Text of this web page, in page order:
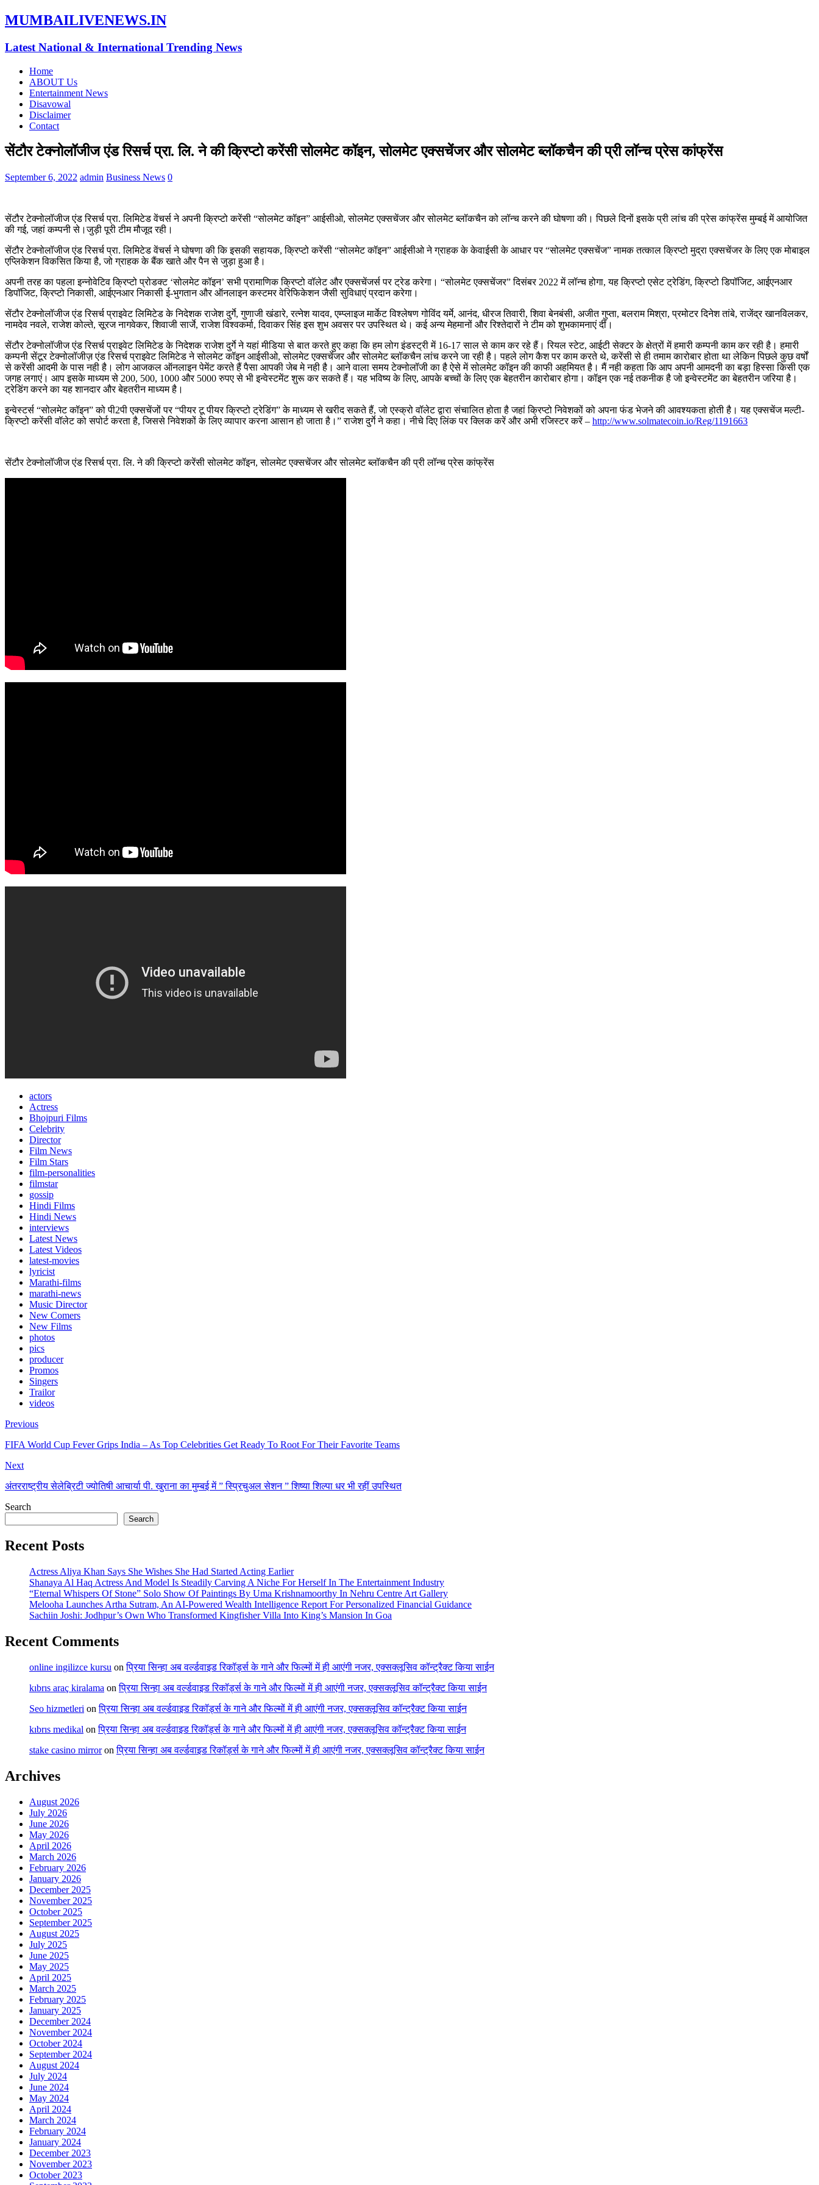
MUMBAILIVENEWS.IN
Latest National & International Trending News
Home
ABOUT Us
Entertainment News
Disavowal
Disclaimer
Contact
सेंटौर टेक्नोलॉजीज एंड रिसर्च प्रा. लि. ने की क्रिप्टो करेंसी सोलमेट कॉइन, सोलमेट एक्सचेंजर और सोलमेट ब्लॉकचैन की प्री लॉन्च प्रेस कांफ्रेंस
September 6, 2022 admin Business News 0
सेंटौर टेक्नोलॉजीज एंड रिसर्च प्रा. लिमिटेड वेंचर्स ने अपनी क्रिप्टो करेंसी “सोलमेट कॉइन” आईसीओ, सोलमेट एक्सचेंजर और सोलमेट ब्लॉकचैन को लॉन्च करने की घोषणा की। पिछले दिनों इसके प्री लांच की प्रेस कांफ्रेंस मुम्बई में आयोजित
की गई, जहां कम्पनी से।जुड़ी पूरी टीम मौजूद रही।
सेंटौर टेक्नोलॉजीज एंड रिसर्च प्रा. लिमिटेड वेंचर्स ने घोषणा की कि इसकी सहायक, क्रिप्टो करेंसी “सोलमेट कॉइन” आईसीओ ने ग्राहक के केवाईसी के आधार पर “सोलमेट एक्सचेंज” नामक तत्काल क्रिप्टो मुद्रा एक्सचेंजर के लिए एक मोबाइल
एप्लिकेशन विकसित किया है, जो ग्राहक के बैंक खाते और पैन से जुड़ा हुआ है।
अपनी तरह का पहला इन्नोवेटिव क्रिप्टो प्रोडक्ट ‘सोलमेट कॉइन’ सभी प्रामाणिक क्रिप्टो वॉलेट और एक्सचेंजर्स पर ट्रेड करेगा। “सोलमेट एक्सचेंजर” दिसंबर 2022 में लॉन्च होगा, यह क्रिप्टो एसेट ट्रेडिंग, क्रिप्टो डिपॉजिट, आईएनआर
डिपॉजिट, क्रिप्टो निकासी, आईएनआर निकासी ई-भुगतान और ऑनलाइन कस्टमर वेरिफिकेशन जैसी सुविधाएं प्रदान करेगा।
सेंटौर टेक्नोलॉजीज एंड रिसर्च प्राइवेट लिमिटेड के निदेशक राजेश दुर्गे, गुणाजी खंडारे, रत्नेश यादव, एम्प्लाइज मार्केट विश्लेषण गोविंद यर्मे, आनंद, धीरज तिवारी, शिवा बेनबंसी, अजीत गुप्ता, बलराम मिश्रा, प्रमोटर दिनेश तांबे, राजेंद्र खानविलकर,
नामदेव नवले, राजेश कोल्ते, सूरज नागवेकर, शिवाजी सार्जे, राजेश विश्वकर्मा, दिवाकर सिंह इस शुभ अवसर पर उपस्थित थे। कई अन्य मेहमानों और रिश्तेदारों ने टीम को शुभकामनाएं दीं।
सेंटौर टेक्नोलॉजीज एंड रिसर्च प्राइवेट लिमिटेड के निदेशक राजेश दुर्गे ने यहां मीडिया से बात करते हुए कहा कि हम लोग इंडस्ट्री में 16-17 साल से काम कर रहे हैं। रियल स्टेट, आईटी सेक्टर के क्षेत्रों में हमारी कम्पनी काम कर रही है। हमारी
कम्पनी सेंटूर टेक्नोलॉजीज़ एंड रिसर्च प्राइवेट लिमिटेड ने सोलमेट कॉइन आईसीओ, सोलमेट एक्सचेंजर और सोलमेट ब्लॉकचैन लांच करने जा रही है। पहले लोग कैश पर काम करते थे, करेंसी से ही तमाम कारोबार होता था लेकिन पिछले कुछ वर्षों
से करेंसी आदमी के पास नही है। लोग आजकल ऑनलाइन पेमेंट करते हैं पैसा आपकी जेब मे नही है। आने वाला समय टेक्नोलॉजी का है ऐसे में सोलमेट कॉइन की काफी अहमियत है। मैं नही कहता कि आप अपनी आमदनी का बड़ा हिस्सा किसी एक
जगह लगाएं। आप इसके माध्यम से 200, 500, 1000 और 5000 रुपए से भी इन्वेस्टमेंट शुरू कर सकते हैं। यह भविष्य के लिए, आपके बच्चों के लिए एक बेहतरीन कारोबार होगा। कॉइन एक नई तकनीक है जो इन्वेस्टमेंट का बेहतरीन जरिया है।
ट्रेडिंग करने का यह शानदार और बेहतरीन माध्यम है।
इन्वेस्टर्स “सोलमेट कॉइन” को पी2पी एक्सचेंजों पर “पीयर टू पीयर क्रिप्टो ट्रेडिंग” के माध्यम से खरीद सकते हैं, जो एस्क्रो वॉलेट द्वारा संचालित होता है जहां क्रिप्टो निवेशकों को अपना फंड भेजने की आवश्यकता होती है। यह एक्सचेंज मल्टी-
क्रिप्टो करेंसी वॉलेट को सपोर्ट करता है, जिससे निवेशकों के लिए व्यापार करना आसान हो जाता है।” राजेश दुर्गे ने कहा। नीचे दिए लिंक पर क्लिक करें और अभी रजिस्टर करें – http://www.solmatecoin.io/Reg/1191663
सेंटौर टेक्नोलॉजीज एंड रिसर्च प्रा. लि. ने की क्रिप्टो करेंसी सोलमेट कॉइन, सोलमेट एक्सचेंजर और सोलमेट ब्लॉकचैन की प्री लॉन्च प्रेस कांफ्रेंस
actors
Actress
Bhojpuri Films
Celebrity
Director
Film News
Film Stars
film-personalities
filmstar
gossip
Hindi Films
Hindi News
interviews
Latest News
Latest Videos
latest-movies
lyricist
Marathi-films
marathi-news
Music Director
New Comers
New Films
photos
pics
producer
Promos
Singers
Trailor
videos
Previous
FIFA World Cup Fever Grips India – As Top Celebrities Get Ready To Root For Their Favorite Teams
Next
अंतरराष्ट्रीय सेलेब्रिटी ज्योतिषी आचार्या पी. खुराना का मुम्बई में ” स्प्रिचुअल सेशन ” शिष्या शिल्पा धर भी रहीं उपस्थित
Search
Search
Recent Posts
Actress Aliya Khan Says She Wishes She Had Started Acting Earlier
Shanaya Al Haq Actress And Model Is Steadily Carving A Niche For Herself In The Entertainment Industry
“Eternal Whispers Of Stone” Solo Show Of Paintings By Uma Krishnamoorthy In Nehru Centre Art Gallery
Melooha Launches Artha Sutram, An AI-Powered Wealth Intelligence Report For Personalized Financial Guidance
Sachiin Joshi: Jodhpur’s Own Who Transformed Kingfisher Villa Into King’s Mansion In Goa
Recent Comments
online ingilizce kursu onप्रिया सिन्हा अब वर्ल्डवाइड रिकॉर्ड्स के गाने और फिल्मों में ही आएंगी नजर, एक्सक्लूसिव कॉन्ट्रैक्ट किया साईन
kıbrıs araç kiralama onप्रिया सिन्हा अब वर्ल्डवाइड रिकॉर्ड्स के गाने और फिल्मों में ही आएंगी नजर, एक्सक्लूसिव कॉन्ट्रैक्ट किया साईन
Seo hizmetleri onप्रिया सिन्हा अब वर्ल्डवाइड रिकॉर्ड्स के गाने और फिल्मों में ही आएंगी नजर, एक्सक्लूसिव कॉन्ट्रैक्ट किया साईन
kıbrıs medikal onप्रिया सिन्हा अब वर्ल्डवाइड रिकॉर्ड्स के गाने और फिल्मों में ही आएंगी नजर, एक्सक्लूसिव कॉन्ट्रैक्ट किया साईन
stake casino mirroronप्रिया सिन्हा अब वर्ल्डवाइड रिकॉर्ड्स के गाने और फिल्मों में ही आएंगी नजर, एक्सक्लूसिव कॉन्ट्रैक्ट किया साईन
Archives
August 2026
July 2026
June 2026
May 2026
April 2026
March 2026
February 2026
January 2026
December 2025
November 2025
October 2025
September 2025
August 2025
July 2025
June 2025
May 2025
April 2025
March 2025
February 2025
January 2025
December 2024
November 2024
October 2024
September 2024
August 2024
July 2024
June 2024
May 2024
April 2024
March 2024
February 2024
January 2024
December 2023
November 2023
October 2023